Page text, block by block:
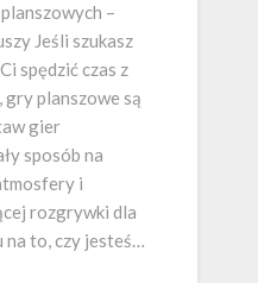
–
Jeśli szukasz
spędzić czas z
gry planszowe są
gier
sposób na
i
rozgrywki dla
na to, czy jesteś…